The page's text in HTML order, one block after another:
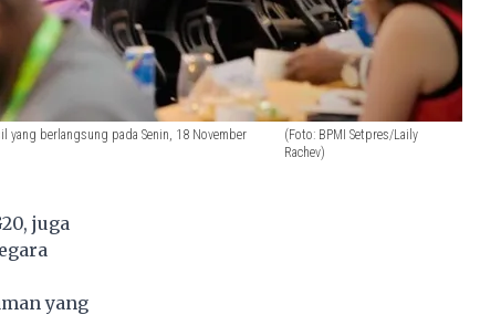
berlangsung pada Senin, 18 November
(Foto: BPMI Setpres/Laily
Rachev)
juga
yang